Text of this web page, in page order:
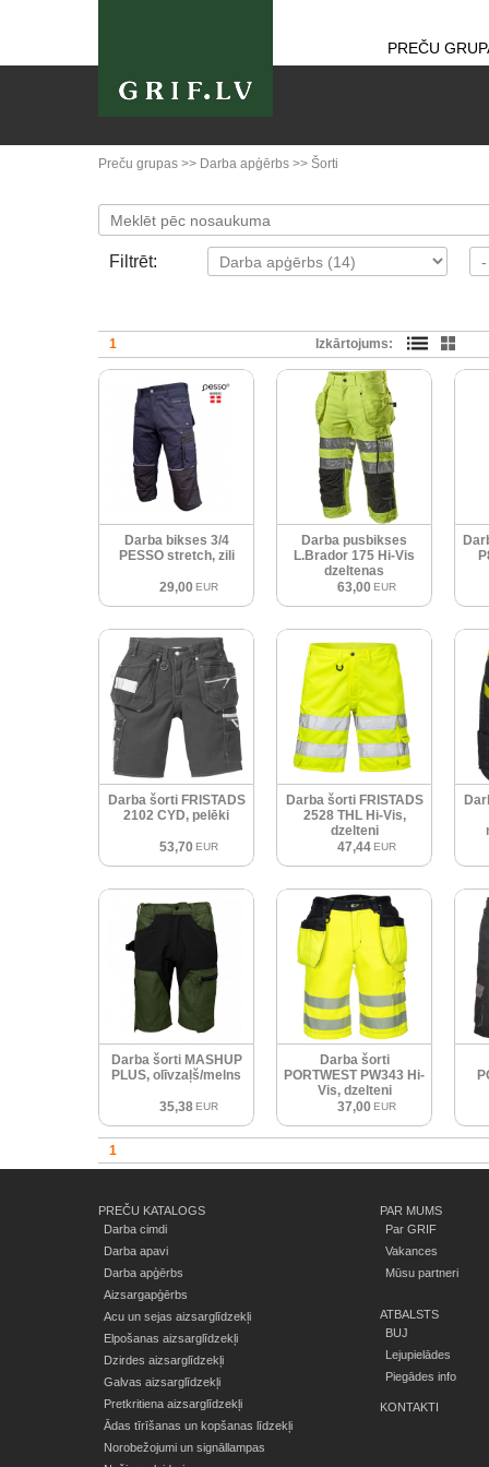
PREČU
Preču grupas >> Darba apģērbs >> Šorti
Filtrēt:
1 Izkārtojums:
Darba bikses 3/4
PESSO stretch, zili
29,00 EUR
Darba pusbikses
L.Brador 175 Hi-Vis
dzeltenas
63,00 EUR
Darba šorti FRISTADS
2102 CYD, pelēki
53,70 EUR
Darba šorti FRISTADS
2528 THL Hi-Vis,
dzelteni
47,44 EUR
Darba šorti MASHUP
PLUS, olīvzaļš/melns
35,38 EUR
Darba šorti
PORTWEST PW343 Hi-
Vis, dzelteni
37,00 EUR
1
PREČU KATALOGS
Darba cimdi
Darba apavi
Darba apģērbs
Aizsargapģērbs
Acu un sejas aizsarglīdzekļi
Elpošanas aizsarglīdzekļi
Dzirdes aizsarglīdzekļi
Galvas aizsarglīdzekļi
Pretkritiena aizsarglīdzekļi
Ādas tīrīšanas un kopšanas līdzekļi
Norobežojumi un signāllampas
PAR MUMS
Par GRIF
Vakances
Mūsu partneri
ATBALSTS
BUJ
Lejupielādes
Piegādes info
KONTAKTI